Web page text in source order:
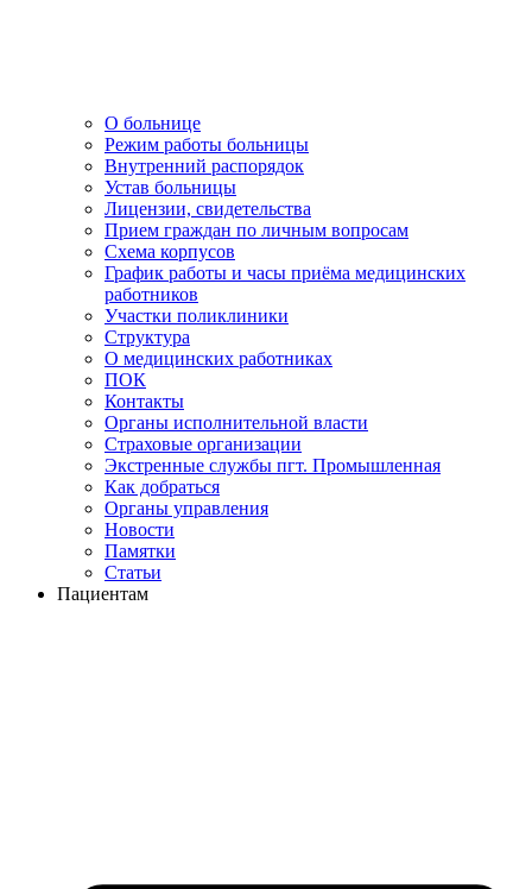
О больнице
Режим работы больницы
Внутренний распорядок
Устав больницы
Лицензии, свидетельства
Прием граждан по личным вопросам
Схема корпусов
График работы и часы приёма медицинских
работников
Участки поликлиники
Структура
О медицинских работниках
ПОК
Контакты
Органы исполнительной власти
Страховые организации
Экстренные службы пгт. Промышленная
Как добраться
Органы управления
Новости
Памятки
Статьи
Пациентам